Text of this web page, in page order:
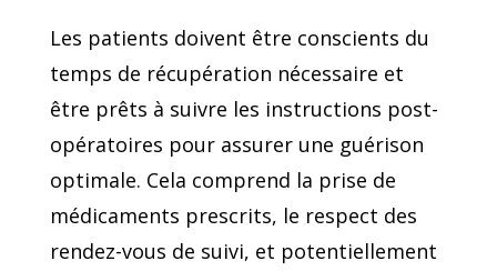
Les patients doivent être conscients du
temps de récupération nécessaire et
être prêts à suivre les instructions post-
opératoires pour assurer une guérison
optimale. Cela comprend la prise de
médicaments prescrits, le respect des
rendez-vous de suivi, et potentiellement